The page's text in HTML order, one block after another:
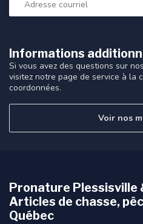
Informations
Si vous avez des questions sur
visitez notre page de service à la
coordonnées.
Voir nos
Pronature Plessisville
Articles de chasse,
Québec